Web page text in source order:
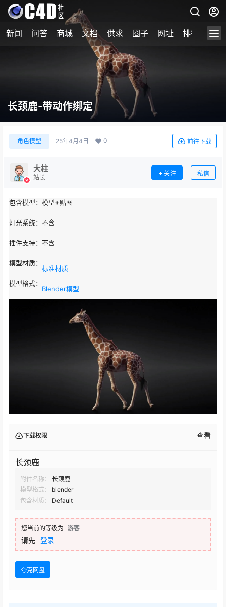
新闻 问答 商城 文档 供求 圈子 网址 排行榜
长颈鹿-带动作绑定
角色模型 25年4月4日 0 前往下载
大柱
站长
关注 私信
包含模型： 模型+贴图
灯光系统： 不含
插件支持： 不含
模型材质：
标准材质
模型格式：
Blender模型
下载权限 查看
长颈鹿
附件名称：
长颈鹿
模型格式：
blender
包含材质：
Default
您当前的等级为 游客
请先 登录
夸克网盘